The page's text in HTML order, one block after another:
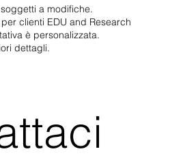
a modifiche.
clienti EDU and Research
è personalizzata.
dettagli.